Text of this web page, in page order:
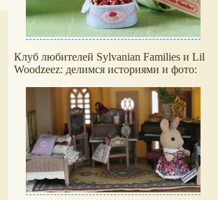
Клуб любителей Sylvanian Families и Lil
Woodzeez: делимся историями и фото: